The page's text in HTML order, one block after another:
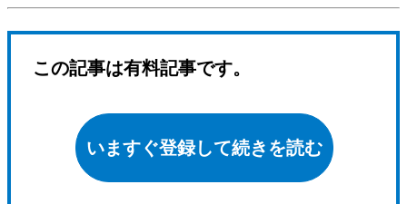
この記事は有料記事です。
いますぐ登録して続きを読む